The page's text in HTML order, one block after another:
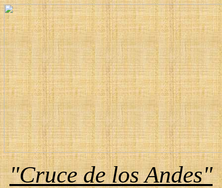
"Cruce de los Andes"